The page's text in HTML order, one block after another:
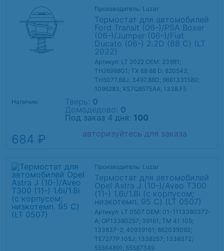
Производитель: Luzar
Термостат для автомобилей
Ford Transit (06-)/PSA Boxer
(06-)/Jumper (06-)/Fiat
Ducato (06-) 2.2D (88 С) (LT
2022)
Артикул: LT 2022 OEM: 23981;
TH26988G1; TX 68 88 D; 820542;
TH5077.88J; 3497.88D; 9661331580;
1096283; XS7Q8575AA; 1338.F5
Наличие:
Тверь: 0
Домодедово: 0
Под заказ 4 дня: 100
684 ₽ авторизуйтесь для заказа
Производитель: Luzar
Термостат для автомобилей
Opel Astra J (10-)/Aveo T300
(11-) 1.6i/1.8i (с корпусом;
низкотемп. 95 С) (LT 0507)
Артикул: LT 0507 OEM: 01-1113380372-
A; OP13380257; 39161; TM 41 105;
133837-2; 40939161; 862035092;
TE7277P.105J; 1338257; 1338372;
55564891; 55587349